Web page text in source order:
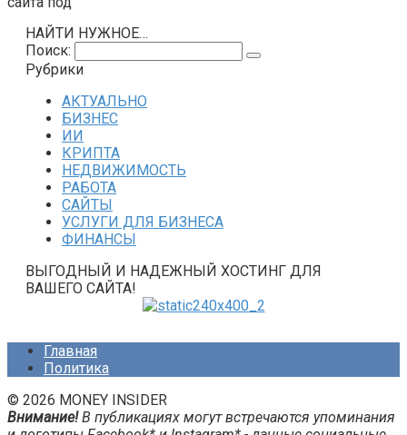
НАЙТИ НУЖНОЕ…
Поиск:
Рубрики
АКТУАЛЬНО
БИЗНЕС
ИИ
КРИПТА
НЕДВИЖИМОСТЬ
РАБОТА
САЙТЫ
УСЛУГИ ДЛЯ БИЗНЕСА
ФИНАНСЫ
ВЫГОДНЫЙ И НАДЕЖНЫЙ ХОСТИНГ ДЛЯ
ВАШЕГО САЙТА!
Главная
Политика
© 2026 MONEY INSIDER
Внимание!В публикациях могут встречаются упоминания